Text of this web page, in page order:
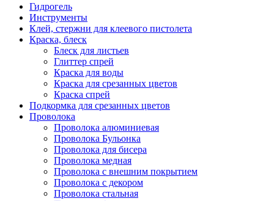
Гидрогель
Инструменты
Клей, стержни для клеевого пистолета
Краска, блеск
Блеск для листьев
Глиттер спрей
Краска для воды
Краска для срезанных цветов
Краска спрей
Подкормка для срезанных цветов
Проволока
Проволока алюминиевая
Проволока Бульонка
Проволока для бисера
Проволока медная
Проволока с внешним покрытием
Проволока с декором
Проволока стальная